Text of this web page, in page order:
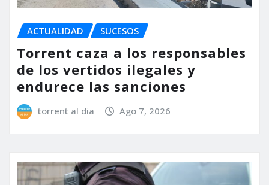
ACTUALIDAD SUCESOS
Torrent caza a los responsables
de los vertidos ilegales y
endurece las sanciones
torrent al dia Ago 7, 2026